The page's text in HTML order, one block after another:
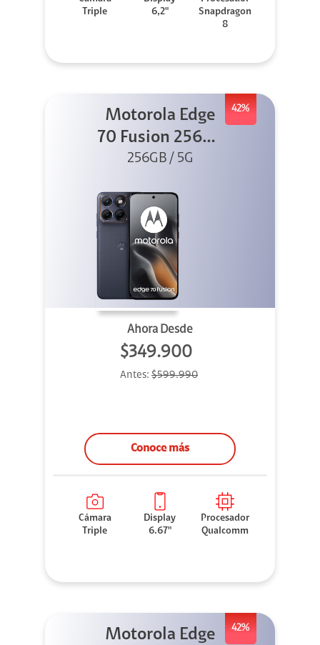
Triple
6,2"
Snapdragon
8
42%
Motorola Edge
70 Fusion 256GB
Azul
256GB / 5G
Ahora Desde
$349.900
Antes: $599.990
Conoce más
Cámara
Triple
Display
6.67"
Procesador
Qualcomm
42%
Motorola Edge